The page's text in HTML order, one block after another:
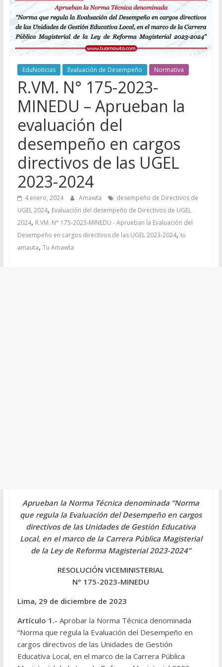
EduNoticias Evaluación de Desempeño Normativa
R.VM. N° 175-2023-
MINEDU – Aprueban la
evaluación del
desempeño en cargos
directivos de las UGEL
2023-2024
4 enero, 2024 Amawta
desempeño de Directivos de
UGEL 2024, Evaluación del desempeño de Directivos de UGEL
2024, R.VM. N° 175-2023-MINEDU - Aprueban la Evaluación del
Desempeño en cargos directivos de las UGEL 2023-2024, tu
amauta, Tu Amawta
Aprueban la Norma Técnica denominada “Norma
que regula la Evaluación del Desempeño en cargos
directivos de las Unidades de Gestión Educativa
Local, en el marco de la Carrera Pública Magisterial
de la Ley de Reforma Magisterial 2023-2024”
RESOLUCIÓN VICEMINISTERIAL
N° 175-2023-MINEDU
Lima, 29 de diciembre de 2023
Artículo 1.- Aprobar la Norma Técnica denominada
“Norma que regula la Evaluación del Desempeño en
cargos directivos de las Unidades de Gestión
Educativa Local, en el marco de la Carrera Pública